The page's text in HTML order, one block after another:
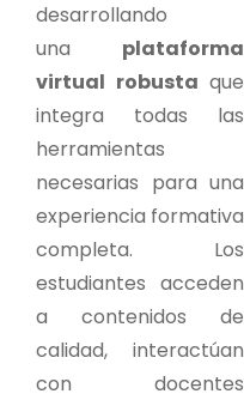
desarrollando
una plataforma
virtual robusta que
integra todas las
herramientas
necesarias para una
experiencia formativa
completa. Los
estudiantes acceden
a contenidos de
calidad, interactúan
con docentes